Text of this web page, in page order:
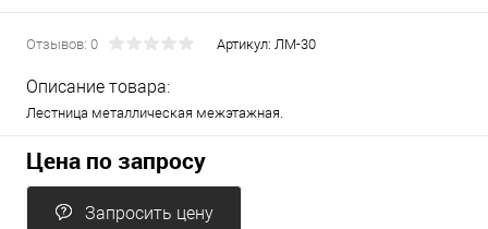
Отзывов: 0 Артикул: ЛМ-30
Описание товара:
Лестница металлическая межэтажная.
Цена по запросу
Запросить цену